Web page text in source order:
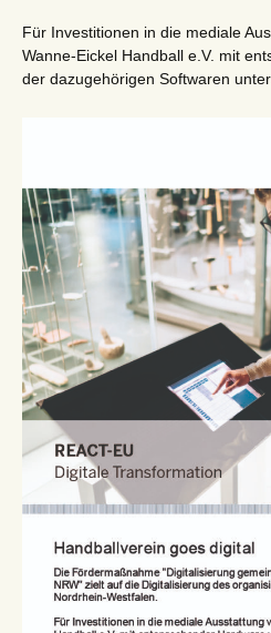
Für Investitionen in die mediale
Wanne-Eickel Handball e.V. mit
der dazugehörigen Softwaren